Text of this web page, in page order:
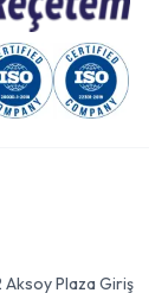
Aksoy Plaza Giriş